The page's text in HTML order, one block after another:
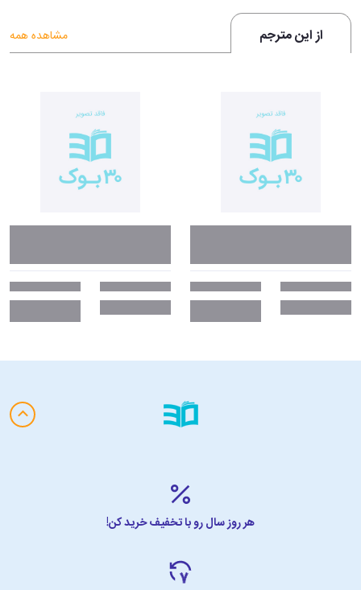
از این مترجم مشاهده همه
هر روز سال رو با تخفیف خرید کن!